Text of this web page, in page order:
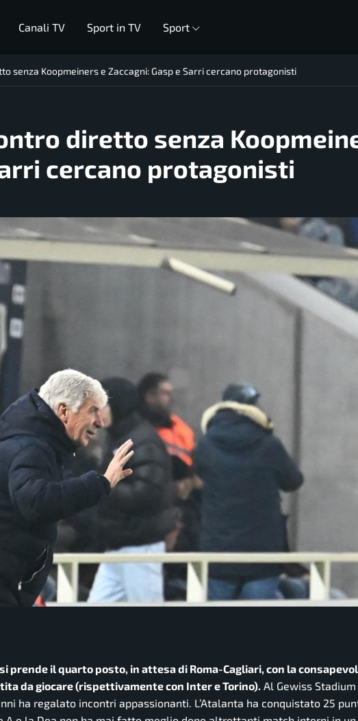
Canali TV Sport in TV Sport
senza Koopmeiners e Zaccagni: Gasp e Sarri cercano protagonisti
diretto senza
cercano protagonisti
prende il quarto posto, in attesa di Roma-Cagliari, con la
da giocare (rispettivamente con Inter e Torino). Al Gewiss Stadium
ha regalato incontri appassionanti. L’Atalanta ha conquistato 25